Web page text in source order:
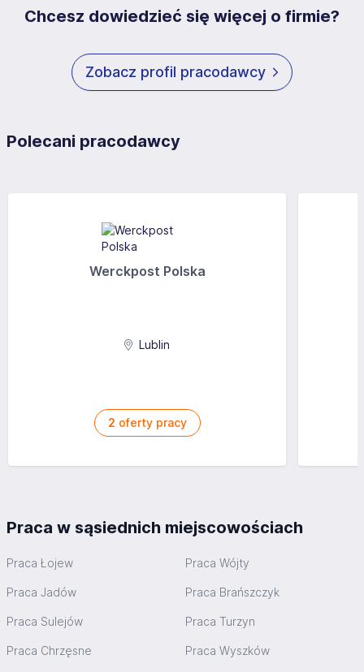
Chcesz dowiedzieć się więcej o firmie?
Zobacz profil pracodawcy
Polecani pracodawcy
Werckpost Polska
Lublin
2 oferty pracy
Praca w sąsiednich miejscowościach
Praca Łojew Praca Wójty
Praca Jadów Praca Brańszczyk
Praca Sulejów Praca Turzyn
Praca Chrzęsne Praca Wyszków